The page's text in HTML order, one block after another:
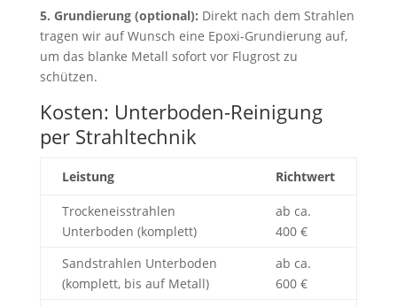
5. Grundierung (optional): Direkt nach dem Strahlen
tragen wir auf Wunsch eine Epoxi-Grundierung auf,
um das blanke Metall sofort vor Flugrost zu
schützen.
Kosten: Unterboden-Reinigung
per Strahltechnik
Leistung Richtwert
Trockeneisstrahlen
Unterboden (komplett)
ab ca.
400 €
Sandstrahlen Unterboden
(komplett, bis auf Metall)
ab ca.
600 €